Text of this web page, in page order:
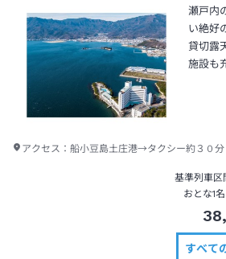
瀬戸内
い絶好
貸切露
施設も
アクセス： 船小豆島土庄港→タクシー約３０分
基準列車区
おとな1
すべて